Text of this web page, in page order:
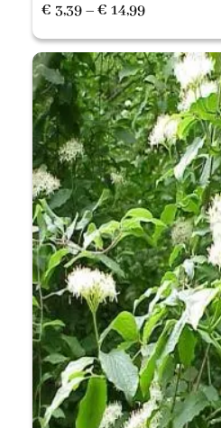
€ 3,39–€ 14,99Prijsklasse:
€ 3,39
tot
€ 14,99